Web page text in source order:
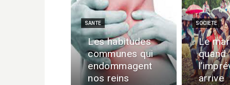
SANTE
Les habitudes
communes qui
endommagent
nos reins
SOCIETE
Le
quand
arrive